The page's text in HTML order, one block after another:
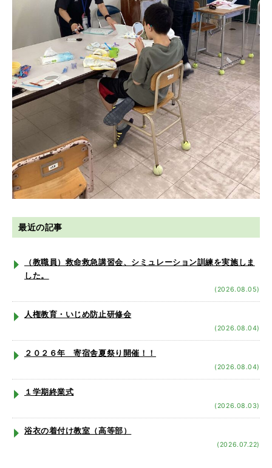
最近の記事
（教職員）救命救急講習会、シミュレーション訓練を実施しま
した。
(2026.08.05)
人権教育・いじめ防止研修会
(2026.08.04)
２０２６年 寄宿舎夏祭り開催！！
(2026.08.04)
１学期終業式
(2026.08.03)
浴衣の着付け教室（高等部）
(2026.07.22)